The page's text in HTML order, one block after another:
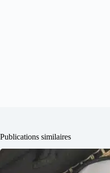
Publications similaires